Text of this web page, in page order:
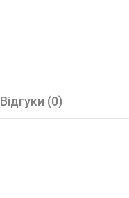
Відгуки (0)